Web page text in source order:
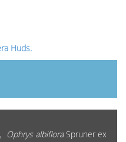
Huds.
Ophrys albifloraSpruner ex